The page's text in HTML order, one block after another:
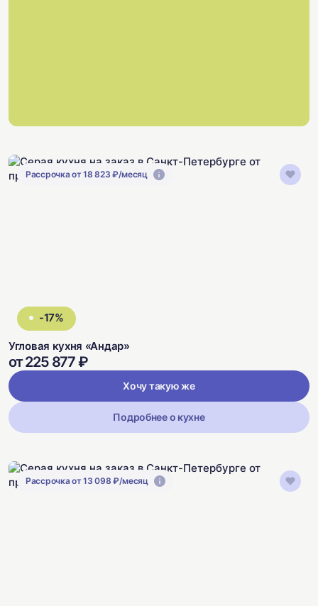
Рассрочка от 18 823 ₽/месяц
-17%
Угловая кухня «Андар»
от 225 877 ₽
Хочу такую же
Подробнее о кухне
Рассрочка от 13 098 ₽/месяц